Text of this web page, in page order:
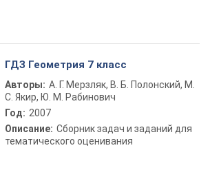
ГДЗ Геометрия 7 класс
Авторы: А. Г. Мерзляк, В. Б. Полонский, М.
С. Якир, Ю. М. Рабинович
Год: 2007
Описание: Сборник задач и заданий для
тематического оценивания